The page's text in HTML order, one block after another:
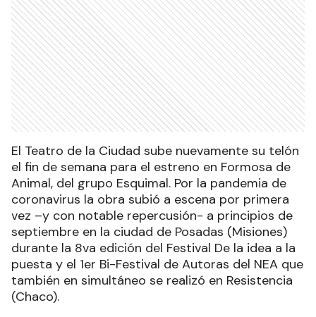
El Teatro de la Ciudad sube nuevamente su telón
el fin de semana para el estreno en Formosa de
Animal, del grupo Esquimal. Por la pandemia de
coronavirus la obra subió a escena por primera
vez –y con notable repercusión- a principios de
septiembre en la ciudad de Posadas (Misiones)
durante la 8va edición del Festival De la idea a la
puesta y el 1er Bi-Festival de Autoras del NEA que
también en simultáneo se realizó en Resistencia
(Chaco).